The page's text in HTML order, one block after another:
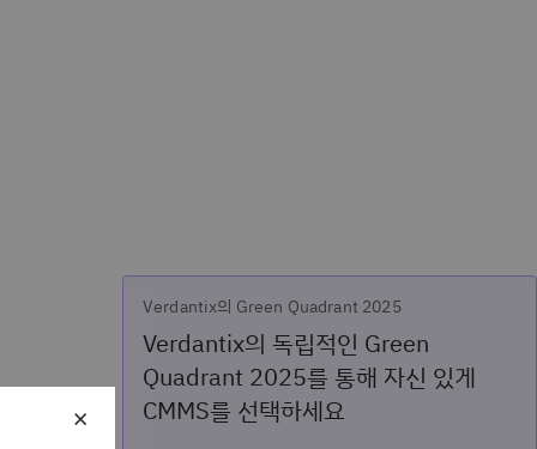
입니다.
Verdantix의 Green Quadrant 2025
Verdantix의 독립적인 Green
Quadrant 2025를 통해 자신 있게
CMMS를 선택하세요
×